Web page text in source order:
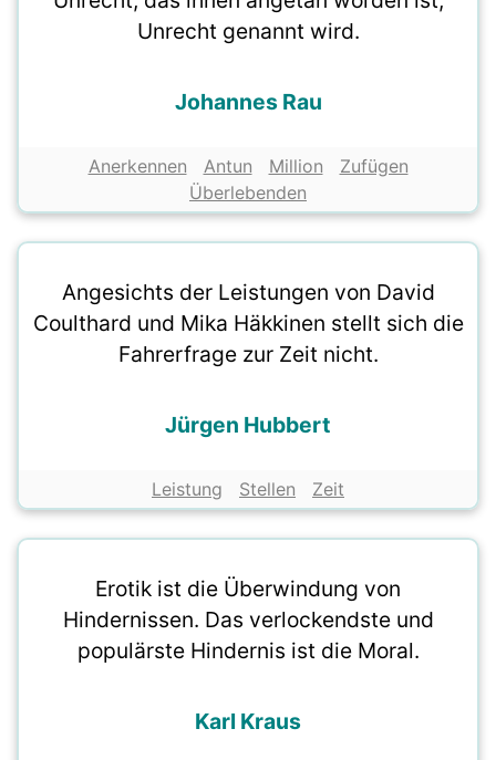
Unrecht genannt wird.
Johannes Rau
Anerkennen Antun Million
Zufügen
Überlebenden
Angesichts der Leistungen von David
Coulthard und Mika Häkkinen stellt sich die
Fahrerfrage zur Zeit nicht.
Jürgen Hubbert
Leistung Stellen Zeit
Erotik ist die Überwindung von
Hindernissen. Das verlockendste und
populärste Hindernis ist die Moral.
Karl Kraus